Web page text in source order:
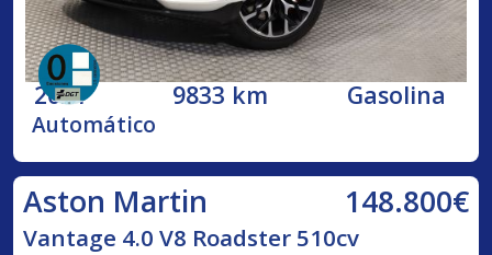
2021 9833 km Gasolina
Automático
Aston Martin 148.800€
Vantage 4.0 V8 Roadster 510cv